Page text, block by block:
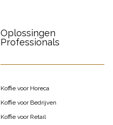
Oplossingen
Professionals
Koffie voor Horeca
Koffie voor Bedrijven
Koffie voor Retail